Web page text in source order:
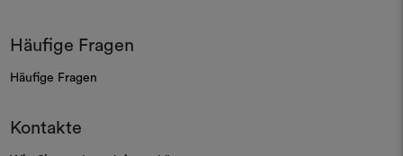
Häufige Fragen
Häufige Fragen
Kontakte